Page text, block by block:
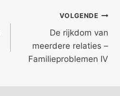
VOLGENDE
De rijkdom van
meerdere relaties –
Familieproblemen IV